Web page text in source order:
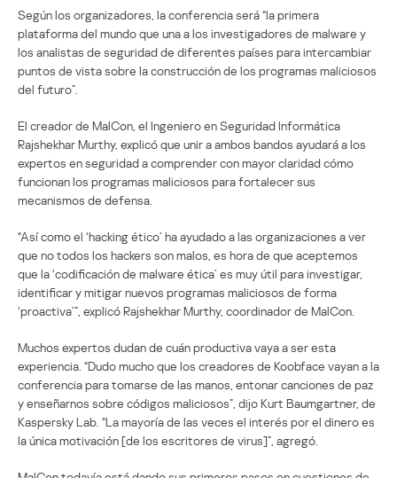
Según los organizadores, la conferencia será “la primera
plataforma del mundo que una a los investigadores de malware y
los analistas de seguridad de diferentes países para intercambiar
puntos de vista sobre la construcción de los programas maliciosos
del futuro”.
El creador de MalCon, el Ingeniero en Seguridad Informática
Rajshekhar Murthy, explicó que unir a ambos bandos ayudará a los
expertos en seguridad a comprender con mayor claridad cómo
funcionan los programas maliciosos para fortalecer sus
mecanismos de defensa.
“Así como el ‘hacking ético’ ha ayudado a las organizaciones a ver
que no todos los hackers son malos, es hora de que aceptemos
que la ‘codificación de malware ética’ es muy útil para investigar,
identificar y mitigar nuevos programas maliciosos de forma
‘proactiva’”, explicó Rajshekhar Murthy, coordinador de MalCon.
Muchos expertos dudan de cuán productiva vaya a ser esta
experiencia. “Dudo mucho que los creadores de Koobface vayan a la
conferencia para tomarse de las manos, entonar canciones de paz
y enseñarnos sobre códigos maliciosos”, dijo Kurt Baumgartner, de
Kaspersky Lab. “La mayoría de las veces el interés por el dinero es
la única motivación [de los escritores de virus]”, agregó.